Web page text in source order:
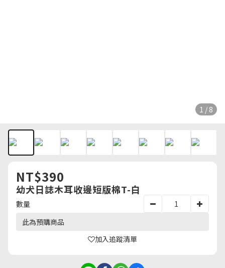
1 / 8
NT$390
幼犬日誌木耳收邊短版棉T-白
數量
此為預購商品
加入追蹤清單